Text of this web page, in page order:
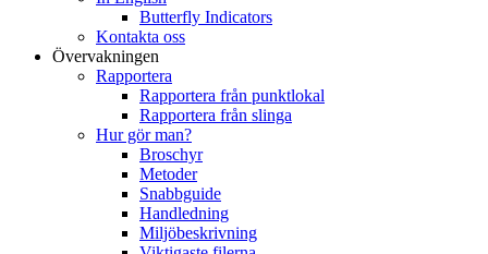
Butterfly Indicators
Kontakta oss
Övervakningen
Rapportera
Rapportera från punktlokal
Rapportera från slinga
Hur gör man?
Broschyr
Metoder
Snabbguide
Handledning
Miljöbeskrivning